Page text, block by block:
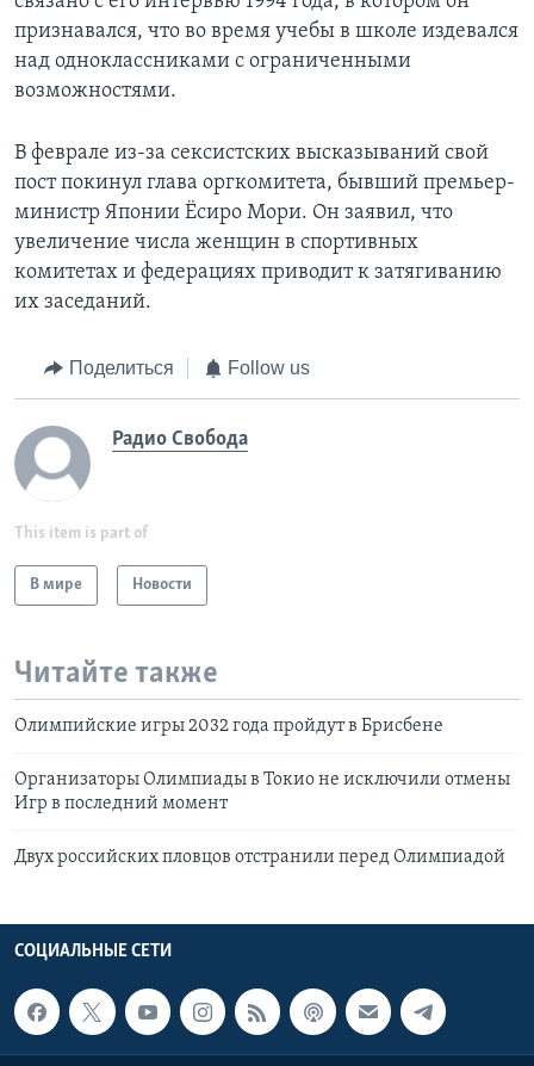
признавался, что во время учебы в школе издевался
над одноклассниками с ограниченными
возможностями.
В феврале из-за сексистских высказываний свой
пост покинул глава оргкомитета, бывший премьер-
министр Японии Ёсиро Мори. Он заявил, что
увеличение числа женщин в спортивных
комитетах и федерациях приводит к затягиванию
их заседаний.
Поделиться Follow us
Радио Свобода
This item is part of
В мире Новости
Читайте также
Олимпийские игры 2032 года пройдут в Брисбене
Организаторы Олимпиады в Токио не исключили отмены
Игр в последний момент
Двух российских пловцов отстранили перед Олимпиадой
СОЦИАЛЬНЫЕ СЕТИ